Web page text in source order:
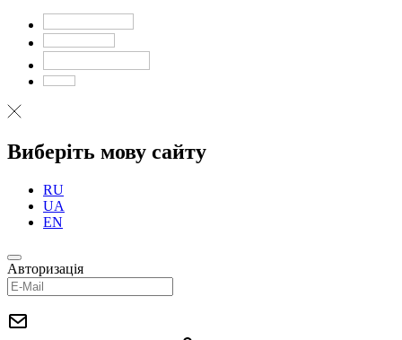
Виберіть мову сайту
RU
UA
EN
Авторизація